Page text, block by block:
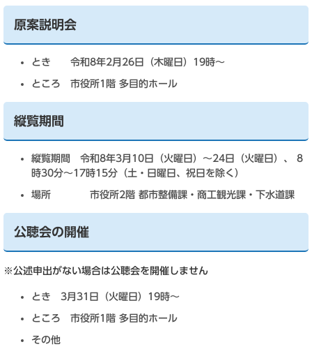
原案説明会
とき 令和8年2月26日（木曜日）19時～
ところ 市役所1階 多目的ホール
縦覧期間
縦覧期間 令和8年3月10日（火曜日）～24日（火曜日）、 8
時30分～17時15分（土・日曜日、祝日を除く）
場所 市役所2階 都市整備課・商工観光課・下水道課
公聴会の開催
※公述申出がない場合は公聴会を開催しません
とき 3月31日（火曜日）19時～
ところ 市役所1階 多目的ホール
その他